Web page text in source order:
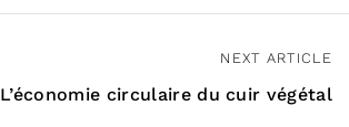
NEXT ARTICLE
L’économie circulaire du cuir végétal